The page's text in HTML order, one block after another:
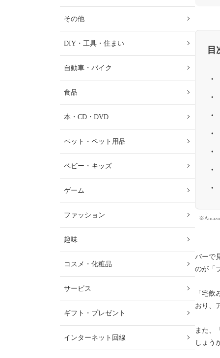
目
バーで
のが「
「宅
おり、
また、
しょう
その他
DIY・工具・住まい
自動車・バイク
食品
本・CD・DVD
ペット・ペット用品
ベビー・キッズ
ゲーム
ファッション
趣味
コスメ・化粧品
サービス
ギフト・プレゼント
インターネット回線